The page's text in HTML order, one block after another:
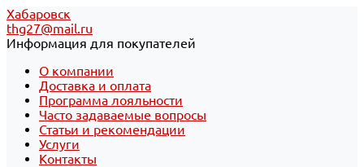
Хабаровск
thg27@mail.ru
Информация для покупателей
О компании
Доставка и оплата
Программа лояльности
Часто задаваемые вопросы
Статьи и рекомендации
Услуги
Контакты